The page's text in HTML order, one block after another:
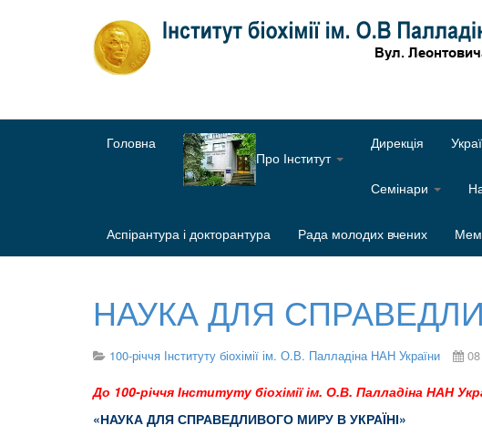
Головна
Про Інститут
Дирекція
Семінари
Аспірантура і докторантура Рада молодих вчених
НАУКА ДЛЯ
100-річчя Інституту біохімії ім. О.В. Палладіна НАН України
До 100-річчя Інституту біохімії ім. О.В. Палладіна НАН
«НАУКА ДЛЯ СПРАВЕДЛИВОГО МИРУ В УКРАЇНІ»